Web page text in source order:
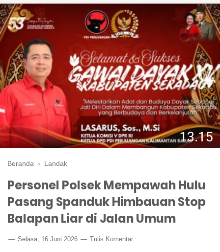
Beranda › Landak
Personel Polsek Mempawah Hulu
Pasang Spanduk Himbauan Stop
Balapan Liar di Jalan Umum
Selasa, 16 Juni 2026 Tulis Komentar